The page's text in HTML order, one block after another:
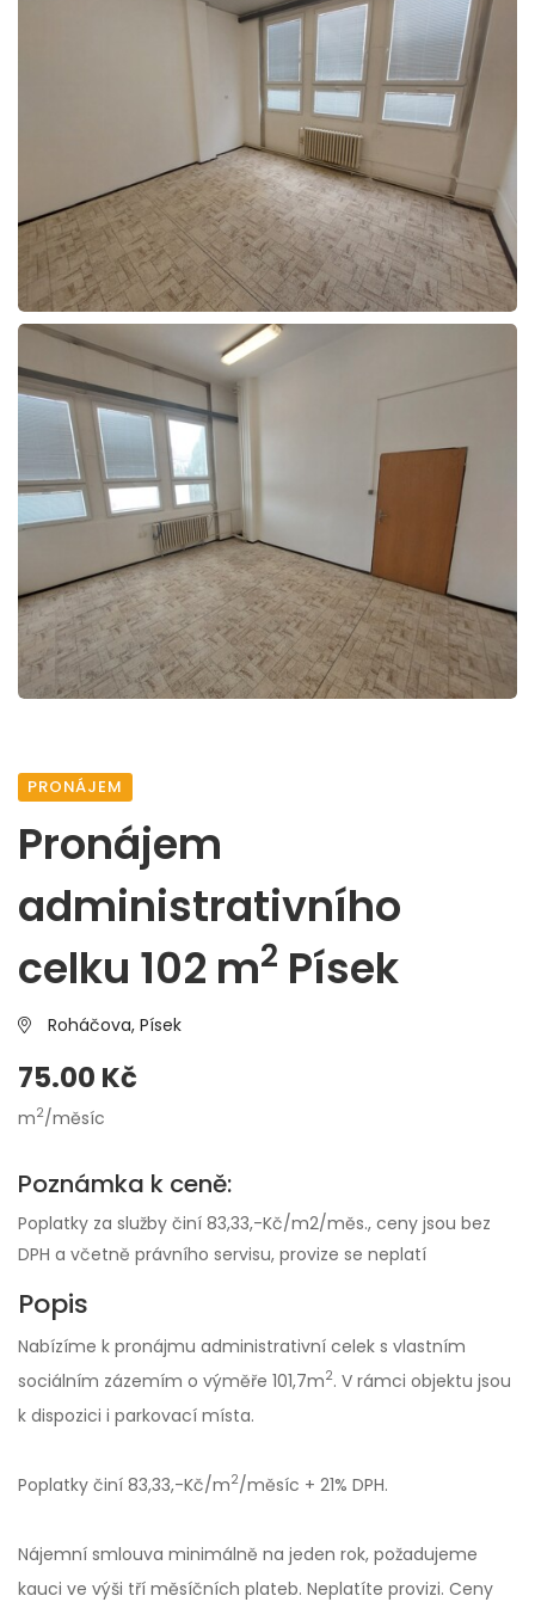
PRONÁJEM
Pronájem
administrativního
celku 102 m2 Písek
Roháčova, Písek
75.00 Kč
m2/měsíc
Poznámka k ceně:
Poplatky za služby činí 83,33,-Kč/m2/měs., ceny jsou bez
DPH a včetně právního servisu, provize se neplatí
Popis
Nabízíme k pronájmu administrativní celek s vlastním
sociálním zázemím o výměře 101,7m2. V rámci objektu jsou
k dispozici i parkovací místa.
Poplatky činí 83,33,-Kč/m2/měsíc + 21% DPH.
Nájemní smlouva minimálně na jeden rok, požadujeme
kauci ve výši tří měsíčních plateb. Neplatíte provizi. Ceny